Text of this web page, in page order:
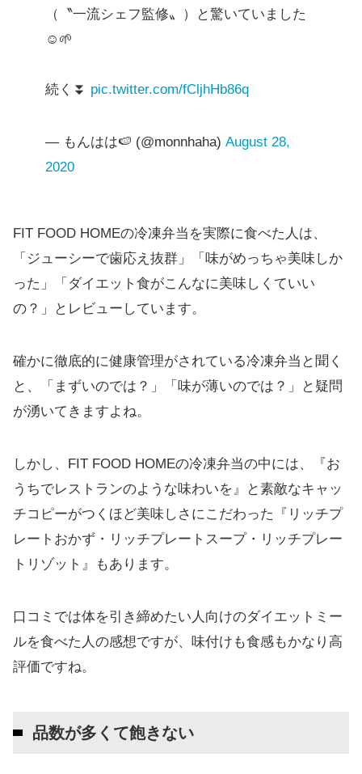
（〝一流シェフ監修〟）と驚いていました
☺️🌱
続く⏬ pic.twitter.com/fCljhHb86q
— もんはは🍉 (@monnhaha) August 28,
2020
FIT FOOD HOMEの冷凍弁当を実際に食べた人は、
「ジューシーで歯応え抜群」「味がめっちゃ美味しか
った」「ダイエット食がこんなに美味しくていい
の？」とレビューしています。
確かに徹底的に健康管理がされている冷凍弁当と聞く
と、「まずいのでは？」「味が薄いのでは？」と疑問
が湧いてきますよね。
しかし、FIT FOOD HOMEの冷凍弁当の中には、『お
うちでレストランのような味わいを』と素敵なキャッ
チコピーがつくほど美味しさにこだわった『リッチプ
レートおかず・リッチプレートスープ・リッチプレー
トリゾット』もあります。
口コミでは体を引き締めたい人向けのダイエットミー
ルを食べた人の感想ですが、味付けも食感もかなり高
評価ですね。
品数が多くて飽きない